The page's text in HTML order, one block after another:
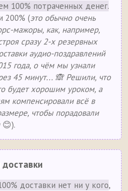
100% потраченных денег.
200% (это обычно очень
мажоры, как, например,
сразу 2-х резервных
аудио-поздравлений
года, о чём мы узнали
45 минут... 🙈 Решили, что
будет хорошим уроком, а
компенсировали всё в
чтобы порадовали
😊).
доставки
доставки нет ни у кого,